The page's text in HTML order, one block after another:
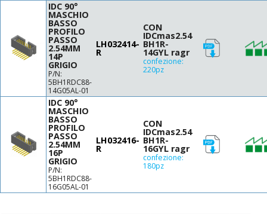
IDC 90°
MASCHIO
BASSO
PROFILO
PASSO
2.54MM
14P
GRIGIO
P/N:
5BH1RDC88-
14G05AL-01
LH032414-
R
CON
IDCmas2.54
BH1R-
14GYL ragr
confezione:
220pz
IDC 90°
MASCHIO
BASSO
PROFILO
PASSO
2.54MM
16P
GRIGIO
P/N:
5BH1RDC88-
16G05AL-01
LH032416-
R
CON
IDCmas2.54
BH1R-
16GYL ragr
confezione:
180pz